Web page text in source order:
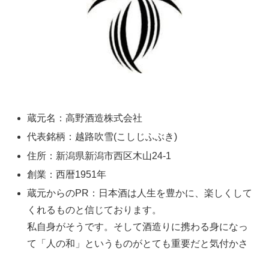
蔵元名：高野酒造株式会社
代表銘柄：越路吹雪(こしじふぶき)
住所：新潟県新潟市西区木山24-1
創業：西暦1951年
蔵元からのPR：日本酒は人生を豊かに、楽しくして
くれるものと信じております。
私自身がそうです。そして酒造りに携わる身になっ
て「人の和」というものがとても重要だと気付かさ